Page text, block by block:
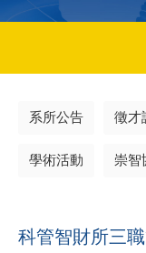
系所公告 徵才
學術活動 崇智
科管智財所三